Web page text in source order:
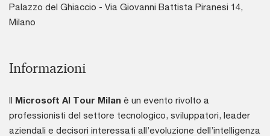
Palazzo del Ghiaccio - Via Giovanni Battista Piranesi 14,
Milano
Informazioni
Il Microsoft AI Tour Milan è un evento rivolto a
professionisti del settore tecnologico, sviluppatori, leader
aziendali e decisori interessati all’evoluzione dell’intelligenza